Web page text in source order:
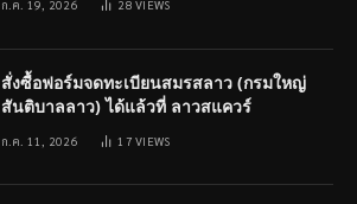
ก.ค. 19, 2026 28VIEWS
สั่งซื้อฟอร์มจดทะเบียนสมรสลาว (กรมใหญ่
สันติบาลลาว) ได้แล้วที่ ลาวสแควร์
ก.ค. 11, 2026 17VIEWS